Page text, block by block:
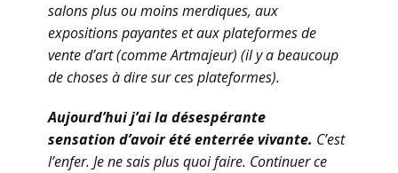
salons plus ou moins merdiques, aux
expositions payantes et aux plateformes de
vente d’art (comme Artmajeur) (il y a beaucoup
de choses à dire sur ces plateformes).
Aujourd’hui j’ai la désespérante
sensation d’avoir été enterrée vivante. C’est
l’enfer. Je ne sais plus quoi faire. Continuer ce